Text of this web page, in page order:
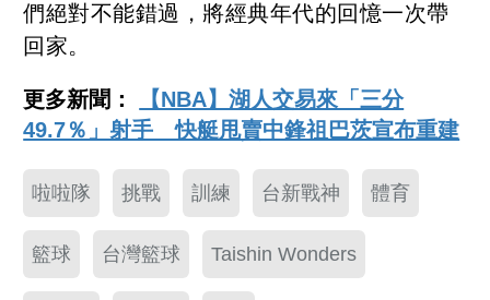
們絕對不能錯過，將經典年代的回憶一次帶
回家。
更多新聞：
【NBA】湖人交易來「三分
49.7％」射手 快艇甩賣中鋒祖巴茨宣布重建
啦啦隊 挑戰 訓練 台新戰神 體育
籃球 台灣籃球 Taishin Wonders